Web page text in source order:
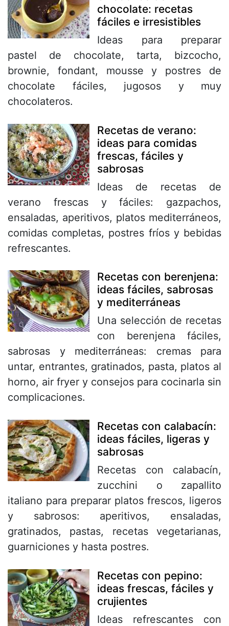
chocolate: recetas
fáciles e irresistibles
Ideas para preparar
pastel de chocolate, tarta, bizcocho,
brownie, fondant, mousse y postres de
chocolate fáciles, jugosos y muy
chocolateros.
Recetas de verano:
ideas para comidas
frescas, fáciles y
sabrosas
Ideas de recetas de
verano frescas y fáciles: gazpachos,
ensaladas, aperitivos, platos mediterráneos,
comidas completas, postres fríos y bebidas
refrescantes.
Recetas con berenjena:
ideas fáciles, sabrosas
y mediterráneas
Una selección de recetas
con berenjena fáciles,
sabrosas y mediterráneas: cremas para
untar, entrantes, gratinados, pasta, platos al
horno, air fryer y consejos para cocinarla sin
complicaciones.
Recetas con calabacín:
ideas fáciles, ligeras y
sabrosas
Recetas con calabacín,
zucchini o zapallito
italiano para preparar platos frescos, ligeros
y sabrosos: aperitivos, ensaladas,
gratinados, pastas, recetas vegetarianas,
guarniciones y hasta postres.
Recetas con pepino:
ideas frescas, fáciles y
crujientes
Ideas refrescantes con